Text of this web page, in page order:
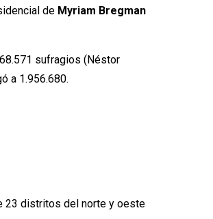
de Myriam Bregman
sufragios (Néstor
a 1.956.680.
23 distritos del norte y oeste